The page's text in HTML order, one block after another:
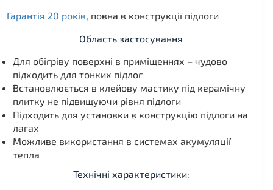
Гарантія 20 років, повна в конструкції підлоги
Область застосування
Для обігріву поверхні в приміщеннях – чудово
підходить для тонких підлог
Встановлюється в клейову мастику під керамічну
плитку не підвищуючи рівня підлоги
Підходить для установки в конструкцію підлоги на
лагах
Можливе використання в системах акумуляції
тепла
Технічні характеристики: